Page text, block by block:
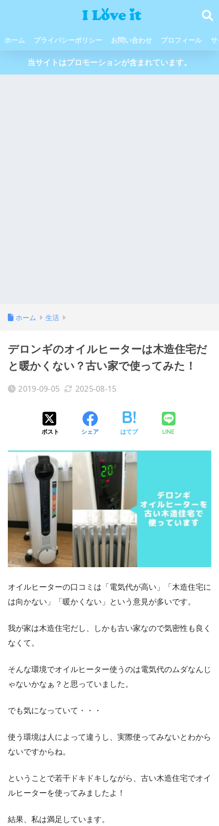
ホーム プライバシーポリシー お問い合わせ プロフィール
当サイトはプロモーションが含まれています。
ホーム 生活
デロンギのオイルヒーターは木造住宅だ
と暖かくない？古い家で使ってみた！
2019-09-05 2025-08-15
ポスト シェア はてブ LINE
オイルヒーターの口コミは「電気代が高い」「木造住宅に
は向かない」「暖かくない」という意見が多いです。
我が家は木造住宅だし、しかも古い家なので気密性も良く
なくて。
そんな環境でオイルヒーター使うのは電気代のムダなんじ
ゃないかなぁ？と思っていました。
でも気になっていて・・・
使う環境は人によって違うし、実際使ってみないとわから
ないですからね。
ということで若干ドキドキしながら、古い木造住宅でオイ
ルヒーターを使ってみましたよ！
結果、私は満足しています。